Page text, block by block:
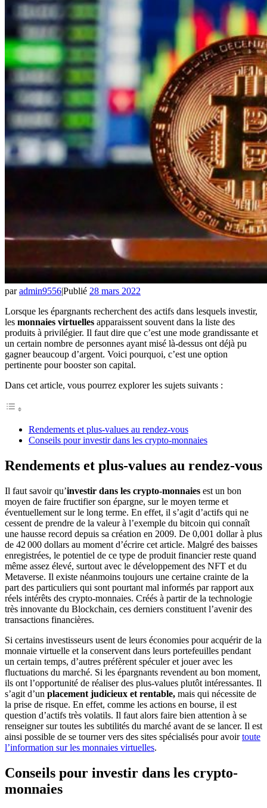
paradmin9556|Publié 28 mars 2022
Lorsque les épargnants recherchent des actifs dans lesquels investir,
les monnaies virtuelles apparaissent souvent dans la liste des
produits à privilégier. Il faut dire que c’est une mode grandissante et
un certain nombre de personnes ayant misé là-dessus ont déjà pu
gagner beaucoup d’argent. Voici pourquoi, c’est une option
pertinente pour booster son capital.
Dans cet article, vous pourrez explorer les sujets suivants :
Rendements et plus-values au rendez-vous
Conseils pour investir dans les crypto-monnaies
Rendements et plus-values au rendez-vous
Il faut savoir qu’investir dans les crypto-monnaies est un bon
moyen de faire fructifier son épargne, sur le moyen terme et
éventuellement sur le long terme. En effet, il s’agit d’actifs qui ne
cessent de prendre de la valeur à l’exemple du bitcoin qui connaît
une hausse record depuis sa création en 2009. De 0,001 dollar à plus
de 42 000 dollars au moment d’écrire cet article. Malgré des baisses
enregistrées, le potentiel de ce type de produit financier reste quand
même assez élevé, surtout avec le développement des NFT et du
Metaverse. Il existe néanmoins toujours une certaine crainte de la
part des particuliers qui sont pourtant mal informés par rapport aux
réels intérêts des crypto-monnaies. Créés à partir de la technologie
très innovante du Blockchain, ces derniers constituent l’avenir des
transactions financières.
Si certains investisseurs usent de leurs économies pour acquérir de la
monnaie virtuelle et la conservent dans leurs portefeuilles pendant
un certain temps, d’autres préfèrent spéculer et jouer avec les
fluctuations du marché. Si les épargnants revendent au bon moment,
ils ont l’opportunité de réaliser des plus-values plutôt intéressantes. Il
s’agit d’un placement judicieux et rentable, mais qui nécessite de
la prise de risque. En effet, comme les actions en bourse, il est
question d’actifs très volatils. Il faut alors faire bien attention à se
renseigner sur toutes les subtilités du marché avant de se lancer. Il est
ainsi possible de se tourner vers des sites spécialisés pour avoirtoute
l’information sur les monnaies virtuelles.
Conseils pour investir dans les crypto-
monnaies